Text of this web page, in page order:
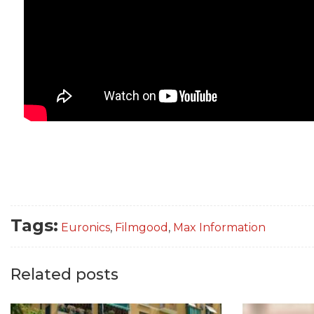
Tags: Euronics, Filmgood , Max Information
Related posts